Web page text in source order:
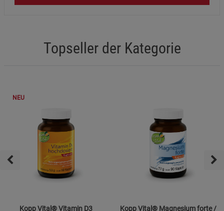
Topseller der Kategorie
NEU
Kopp Vital® Vitamin D3 Kopp Vital® Magnesium forte /